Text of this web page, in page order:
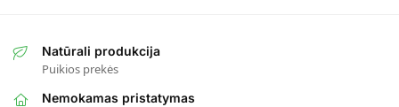
Natūrali produkcija
Puikios prekės
Nemokamas pristatymas